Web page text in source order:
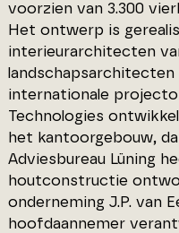
voorzien van 3.300
Het ontwerp is
interieurarchitecten
landschapsarchitecten
internationale
Technologies
het kantoorgebouw,
Adviesbureau Lüning
houtconstructie
onderneming J.P. van
hoofdaannemer